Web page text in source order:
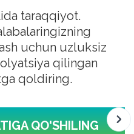
uchun uch
mulohazalarni
sun'iy intellekt
orqali.
QO'SHILING